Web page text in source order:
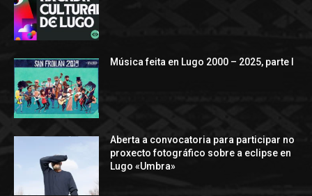
Música feita en Lugo 2000 – 2025, parte I
Aberta a convocatoria para participar no
proxecto fotográfico sobre a eclipse en
Lugo «Umbra»